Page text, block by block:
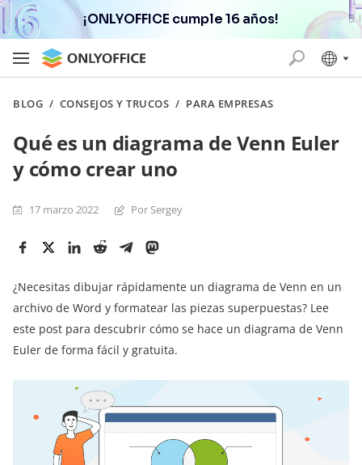
¡ONLYOFFICE cumple 16 años!
BLOG / CONSEJOS Y TRUCOS / PARA EMPRESAS
Qué es un diagrama de Venn Euler
y cómo crear uno
17 marzo 2022 Por Sergey
¿Necesitas dibujar rápidamente un diagrama de Venn en un
archivo de Word y formatear las piezas superpuestas? Lee
este post para descubrir cómo se hace un diagrama de Venn
Euler de forma fácil y gratuita.